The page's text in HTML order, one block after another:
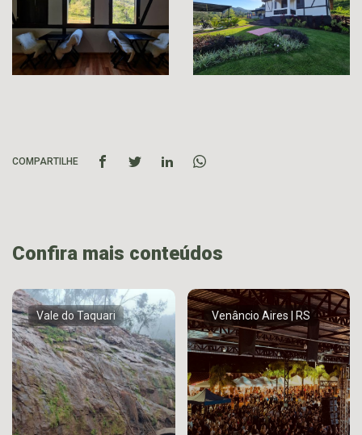
COMPARTILHE
Confira mais conteúdos
Vale do Taquari Venâncio Aires | RS